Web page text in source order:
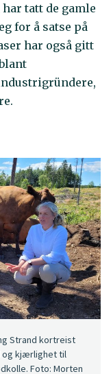
tatt de gamle
for å satse på
har også gitt
Strand kortreist
og kjærlighet til
Foto: Morten